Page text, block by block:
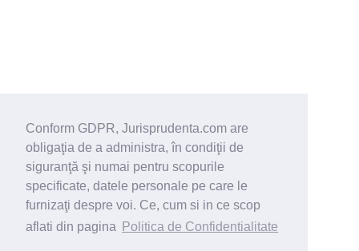
Conform GDPR, Jurisprudenta.com are
obligaţia de a administra, în condiţii de
siguranţă şi numai pentru scopurile
specificate, datele personale pe care le
furnizaţi despre voi. Ce, cum si in ce scop
aflati din pagina
Politica de Confidentialitate